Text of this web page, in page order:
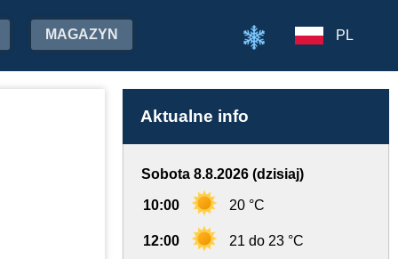
MAGAZYN PL
Aktualne info
Sobota 8.8.2026 (dzisiaj)
10:00 20 °C
12:00 21 do 23 °C